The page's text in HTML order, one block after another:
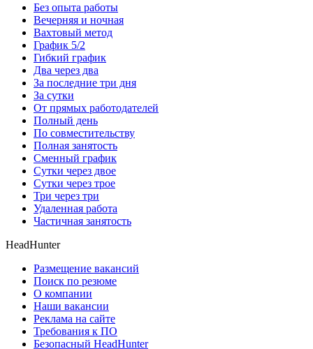
Без опыта работы
Вечерняя и ночная
Вахтовый метод
График 5/2
Гибкий график
Два через два
За последние три дня
За сутки
От прямых работодателей
Полный день
По совместительству
Полная занятость
Сменный график
Сутки через двое
Сутки через трое
Три через три
Удаленная работа
Частичная занятость
HeadHunter
Размещение вакансий
Поиск по резюме
О компании
Наши вакансии
Реклама на сайте
Требования к ПО
Безопасный HeadHunter